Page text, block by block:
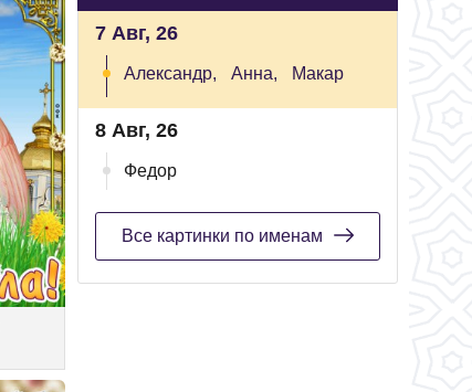
7 Авг, 26
Александр, Анна, Макар
8 Авг, 26
Федор
Все картинки по именам